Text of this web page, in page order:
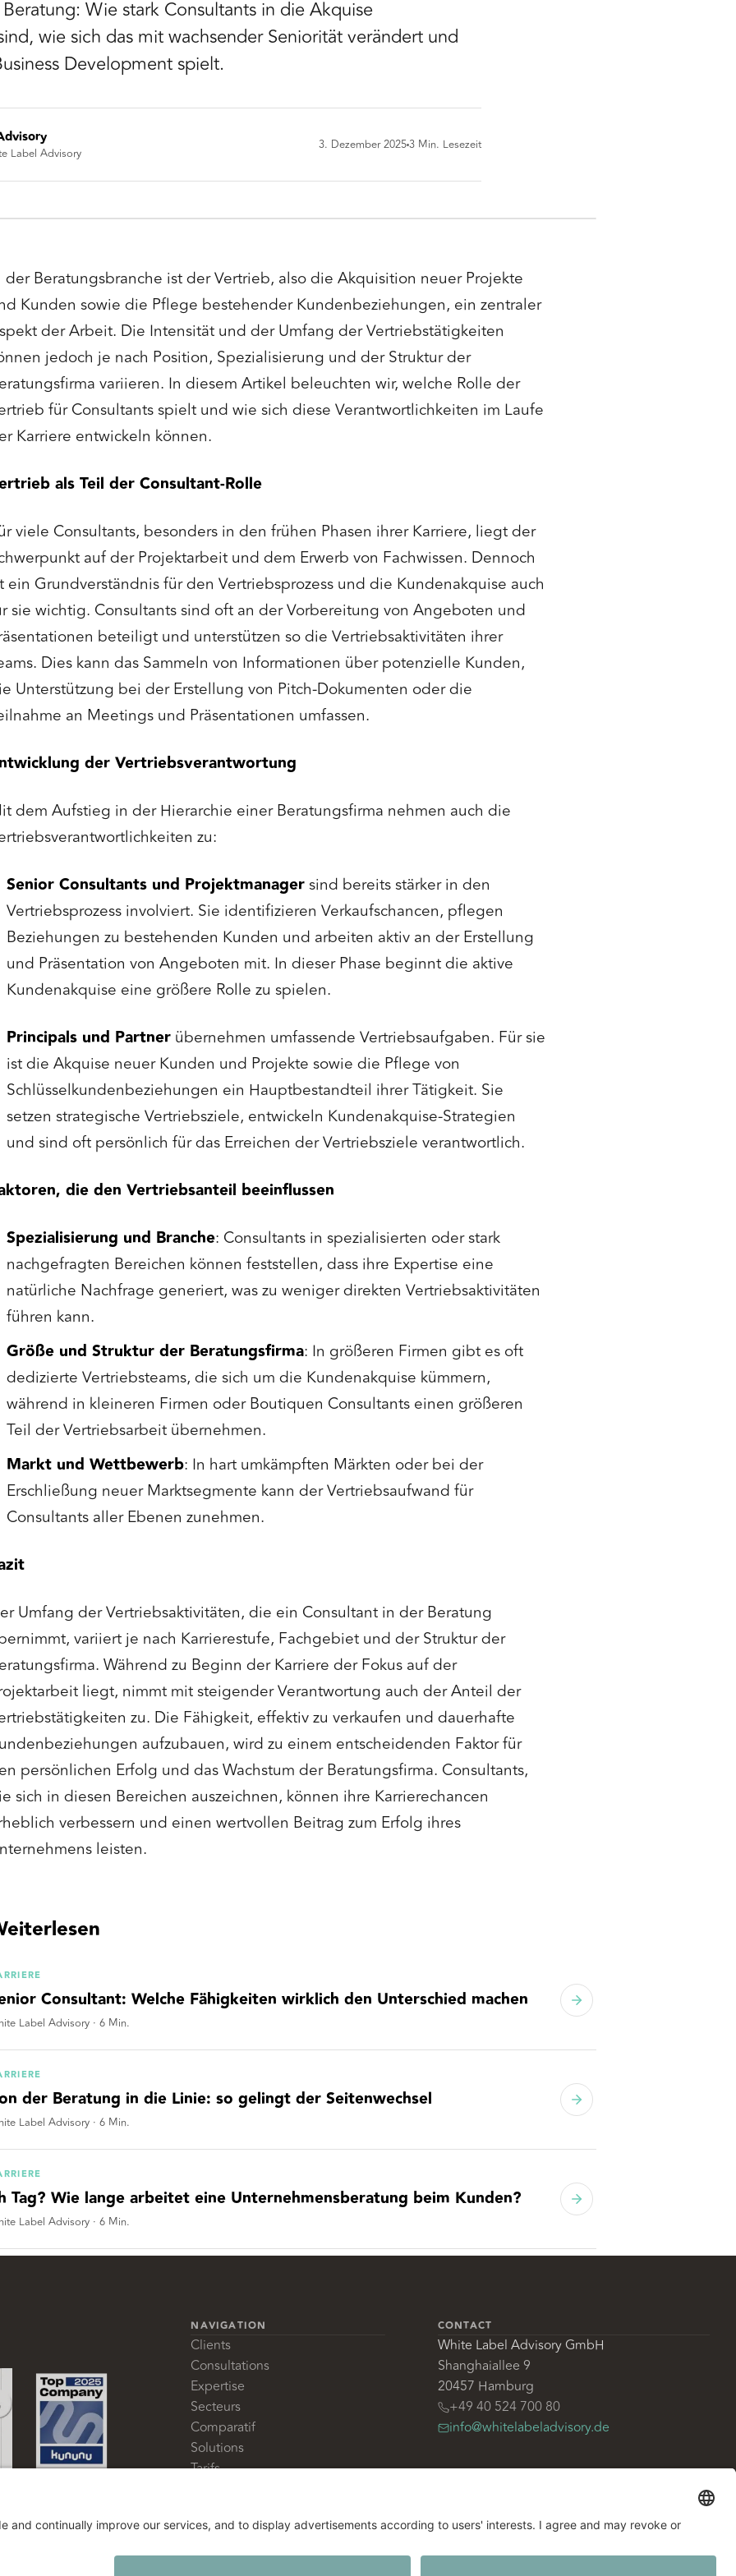
Wie stark Consultants in die Akquise
wie sich das mit wachsender Seniorität verändert und
Development spielt.
Label Advisory
3. Dezember 20253 Min. Lesezeit
der Beratungsbranche ist der Vertrieb, also die Akquisition neuer Projekte
Kunden sowie die Pflege bestehender Kundenbeziehungen, ein zentraler
der Arbeit. Die Intensität und der Umfang der Vertriebstätigkeiten
jedoch je nach Position, Spezialisierung und der Struktur der
variieren. In diesem Artikel beleuchten wir, welche Rolle der
für Consultants spielt und wie sich diese Verantwortlichkeiten im Laufe
Karriere entwickeln können.
als Teil der Consultant-Rolle
viele Consultants, besonders in den frühen Phasen ihrer Karriere, liegt der
auf der Projektarbeit und dem Erwerb von Fachwissen. Dennoch
ein Grundverständnis für den Vertriebsprozess und die Kundenakquise auch
sie wichtig. Consultants sind oft an der Vorbereitung von Angeboten und
beteiligt und unterstützen so die Vertriebsaktivitäten ihrer
Dies kann das Sammeln von Informationen über potenzielle Kunden,
Unterstützung bei der Erstellung von Pitch-Dokumenten oder die
an Meetings und Präsentationen umfassen.
der Vertriebsverantwortung
dem Aufstieg in der Hierarchie einer Beratungsfirma nehmen auch die
zu:
Senior Consultants und Projektmanagersind bereits stärker in den
Vertriebsprozess involviert. Sie identifizieren Verkaufschancen, pflegen
Beziehungen zu bestehenden Kunden und arbeiten aktiv an der Erstellung
und Präsentation von Angeboten mit. In dieser Phase beginnt die aktive
Kundenakquise eine größere Rolle zu spielen.
Principals und Partner übernehmen umfassende Vertriebsaufgaben. Für sie
ist die Akquise neuer Kunden und Projekte sowie die Pflege von
Schlüsselkundenbeziehungen ein Hauptbestandteil ihrer Tätigkeit. Sie
setzen strategische Vertriebsziele, entwickeln Kundenakquise-Strategien
und sind oft persönlich für das Erreichen der Vertriebsziele verantwortlich.
die den Vertriebsanteil beeinflussen
Spezialisierung und Branche: Consultants in spezialisierten oder stark
nachgefragten Bereichen können feststellen, dass ihre Expertise eine
natürliche Nachfrage generiert, was zu weniger direkten Vertriebsaktivitäten
führen kann.
Größe und Struktur der Beratungsfirma: In größeren Firmen gibt es oft
dedizierte Vertriebsteams, die sich um die Kundenakquise kümmern,
während in kleineren Firmen oder Boutiquen Consultants einen größeren
Teil der Vertriebsarbeit übernehmen.
Markt und Wettbewerb: In hart umkämpften Märkten oder bei der
Erschließung neuer Marktsegmente kann der Vertriebsaufwand für
Consultants aller Ebenen zunehmen.
Umfang der Vertriebsaktivitäten, die ein Consultant in der Beratung
variiert je nach Karrierestufe, Fachgebiet und der Struktur der
Während zu Beginn der Karriere der Fokus auf der
liegt, nimmt mit steigender Verantwortung auch der Anteil der
zu. Die Fähigkeit, effektiv zu verkaufen und dauerhafte
aufzubauen, wird zu einem entscheidenden Faktor für
persönlichen Erfolg und das Wachstum der Beratungsfirma. Consultants,
sich in diesen Bereichen auszeichnen, können ihre Karrierechancen
verbessern und einen wertvollen Beitrag zum Erfolg ihres
leisten.
Consultant: Welche Fähigkeiten wirklich den Unterschied machen
Label Advisory · 6 Min.
der Beratung in die Linie: so gelingt der Seitenwechsel
Label Advisory · 6 Min.
Tag? Wie lange arbeitet eine Unternehmensberatung beim Kunden?
Label Advisory · 6 Min.
NAVIGATION
Clients
Consultations
Expertise
Secteurs
Comparatif
Solutions
Tarifs
CONTACT
White Label Advisory GmbH
Shanghaiallee 9
20457 Hamburg
+49 40 524 700 80
info@whitelabeladvisory.de